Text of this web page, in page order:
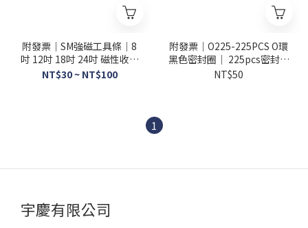
附發票｜SM強磁工具條｜8
吋 12吋 18吋 24吋 磁性收納
器 強磁工具 收納架 五金工具
NT$30 ~ NT$100
附發票｜O225-225PCS O環
黑色密封圈｜ 225pcs密封圈
機修配件密封膠圈O型圈 JY
NT$50
1
宇慶有限公司